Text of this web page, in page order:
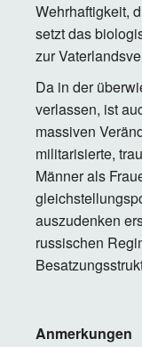
Wehrhaftigkeit,
setzt das
zur
Da in der
verlassen, ist
massiven
militarisierte,
Männer als
auszudenken
russischen
Anmerkungen